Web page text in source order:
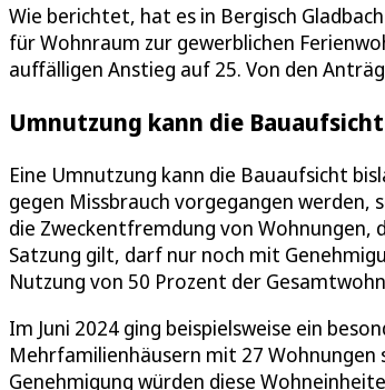
Wie berichtet, hat es in Bergisch
für Wohnraum zur gewerblichen
auffälligen Anstieg auf 25. Von den
Umnutzung kann die
Eine Umnutzung kann die Bauaufsicht
gegen Missbrauch vorgegangen
die Zweckentfremdung von
Satzung gilt, darf nur noch mit
Nutzung von 50 Prozent der
Im Juni 2024 ging beispielsweise ein
Mehrfamilienhäusern mit 27
Genehmigung würden diese